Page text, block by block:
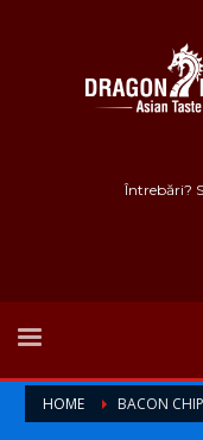
Întrebări?
HOME BACON